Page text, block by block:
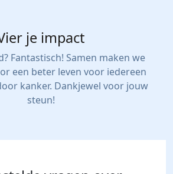
je impact
Fantastisch! Samen maken we
een beter leven voor iedereen
kanker. Dankjewel voor jouw
steun!